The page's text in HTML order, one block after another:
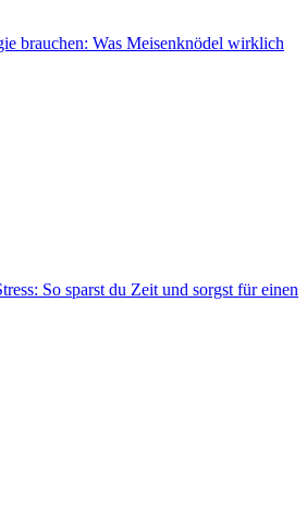
brauchen: Was Meisenknödel wirklich
So sparst du Zeit und sorgst für einen